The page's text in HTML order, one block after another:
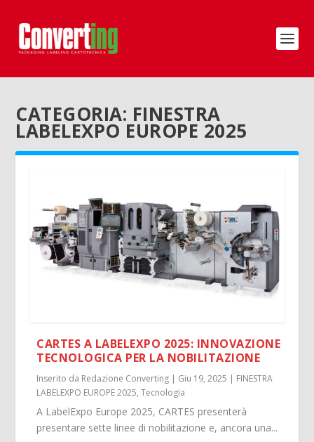
CATEGORIA: FINESTRA
LABELEXPO EUROPE 2025
CARTES A LABELEXPO 2025: INNOVAZIONE
TECNOLOGICA PER LA NOBILITAZIONE
Inserito da Redazione Converting | Giu 19, 2025 | FINESTRA
LABELEXPO EUROPE 2025,Tecnologia
A LabelExpo Europe 2025, CARTES presenterà
presentare sette linee di nobilitazione e, ancora una...